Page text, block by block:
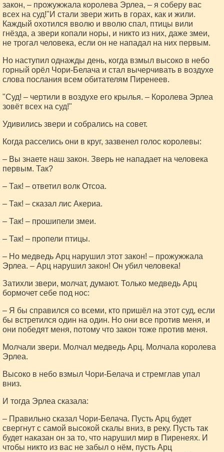
закон, – прожужжала королева Эрлеа, – я соберу вас
всех на суд!"И стали звери жить в горах, как и жили.
Каждый охотился вволю и вволю спал, птицы вили
гнёзда, а звери копали норы, и никто из них, даже змеи,
не трогал человека, если он не нападал на них первым.
Но наступил однажды день, когда взмыл высоко в небо
горный орёл Чори-Белача и стал вычерчивать в воздухе
слова послания всем обитателям Пиренеев.
"Суд! – чертили в воздухе его крылья. – Королева Эрлеа
зовёт всех на суд!"
Удивились звери и собрались на совет.
Когда расселись они в круг, зазвенел голос королевы:
– Вы знаете наш закон. Зверь не нападает на человека
первым. Так?
– Так! – ответил волк Отсоа.
– Так! – сказал лис Акериа.
– Так! – прошипели змеи.
– Так! – пропели птицы.
– Но медведь Арц нарушил этот закон! – прожужжала
Эрлеа. – Арц нарушил закон! Он убил человека!
Затихли звери, молчат, думают. Только медведь Арц
бормочет себе под нос:
– Я бы справился со всеми, кто пришёл на этот суд, если
бы встретился один на один. Но они все против меня, и
они победят меня, потому что закон тоже против меня.
Молчали звери. Молчал медведь Арц. Молчала королева
Эрлеа.
Высоко в небо взмыл Чори-Белача и стремглав упал
вниз.
И тогда Эрлеа сказала:
– Правильно сказал Чори-Белача. Пусть Арц будет
свергнут с самой высокой скалы вниз, в реку. Пусть так
будет наказан он за то, что нарушил мир в Пиренеях. И
чтобы никто из вас не забыл о нём, пусть Арц